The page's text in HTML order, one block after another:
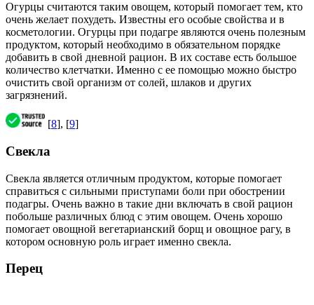
Огурцы считаются таким овощем, который помогает тем, кто
очень желает похудеть. Известны его особые свойства и в
косметологии. Огурцы при подагре являются очень полезным
продуктом, который необходимо в обязательном порядке
добавить в свой дневной рацион. В их составе есть большое
количество клетчатки. Именно с ее помощью можно быстро
очистить свой организм от солей, шлаков и других
загрязнений.
[8], [9]
Свекла
Свекла является отличным продуктом, которые помогает
справиться с сильными приступами боли при обострении
подагры. Очень важно в такие дни включать в свой рацион
побольше различных блюд с этим овощем. Очень хорошо
помогает овощной вегетарианский борщ и овощное рагу, в
котором основную роль играет именно свекла.
Перец